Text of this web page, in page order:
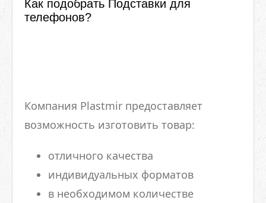
Как подобрать Подставки для
телефонов?
Компания Plastmir предоставляет
возможность изготовить товар:
отличного качества
индивидуальных форматов
в необходимом количестве